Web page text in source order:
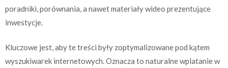
poradniki, porównania, a nawet materiały wideo prezentujące
inwestycje.
Kluczowe jest, aby te treści były zoptymalizowane pod kątem
wyszukiwarek internetowych. Oznacza to naturalne wplatanie w